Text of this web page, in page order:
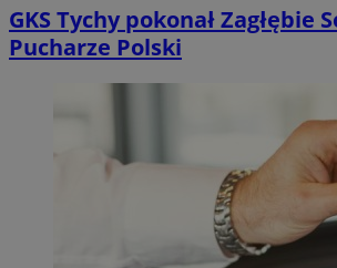
GKS Tychy pokonał Zagłębie
Pucharze Polski